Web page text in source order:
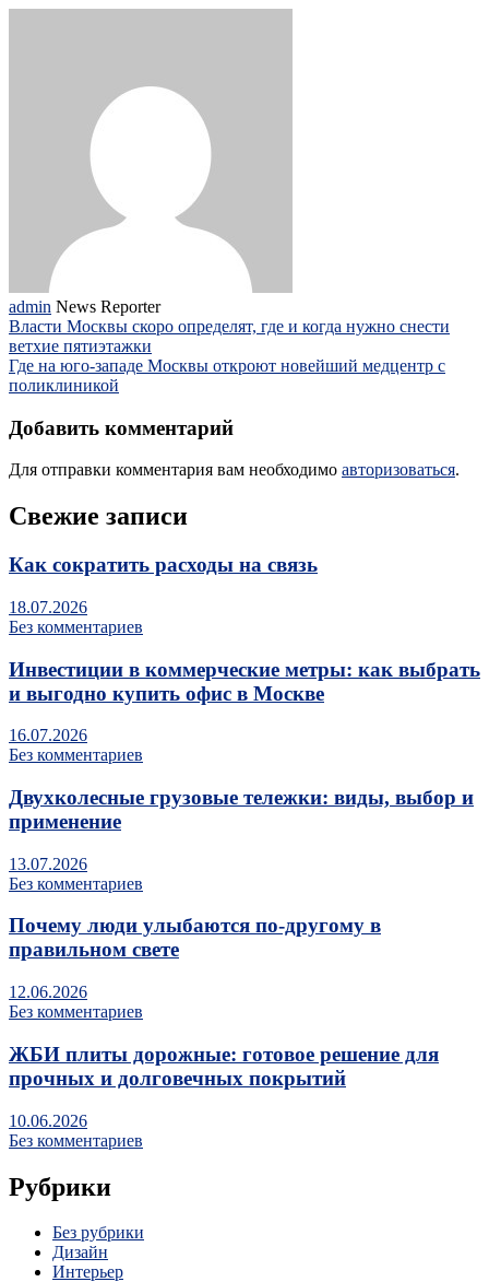
admin News Reporter
Власти Москвы скоро определят, где и когда нужно снести
ветхие пятиэтажки
Где на юго-западе Москвы откроют новейший медцентр с
поликлиникой
Добавить комментарий
Для отправки комментария вам необходимо авторизоваться.
Свежие записи
Как сократить расходы на связь
18.07.2026
Без комментариев
Инвестиции в коммерческие метры: как выбрать
и выгодно купить офис в Москве
16.07.2026
Без комментариев
Двухколесные грузовые тележки: виды, выбор и
применение
13.07.2026
Без комментариев
Почему люди улыбаются по‑другому в
правильном свете
12.06.2026
Без комментариев
ЖБИ плиты дорожные: готовое решение для
прочных и долговечных покрытий
10.06.2026
Без комментариев
Рубрики
Без рубрики
Дизайн
Интерьер